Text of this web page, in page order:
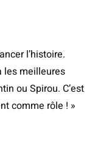
l’histoire.
les meilleures
ou Spirou. C’est
comme rôle ! »